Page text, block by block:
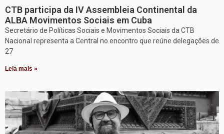
CTB participa da IV Assembleia Continental da
ALBA Movimentos Sociais em Cuba
Secretário de Políticas Sociais e Movimentos Sociais da CTB
Nacional representa a Central no encontro que reúne delegações de
27
Leia mais »